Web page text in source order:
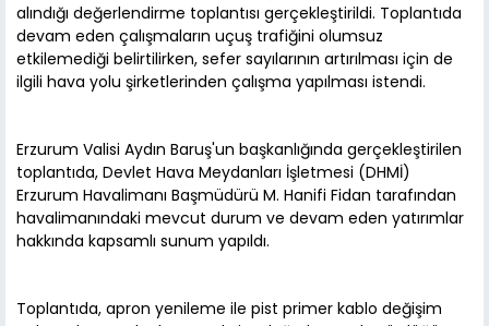
alındığı değerlendirme toplantısı gerçekleştirildi. Toplantıda
devam eden çalışmaların uçuş trafiğini olumsuz
etkilemediği belirtilirken, sefer sayılarının artırılması için de
ilgili hava yolu şirketlerinden çalışma yapılması istendi.
Erzurum Valisi Aydın Baruş'un başkanlığında gerçekleştirilen
toplantıda, Devlet Hava Meydanları İşletmesi (DHMİ)
Erzurum Havalimanı Başmüdürü M. Hanifi Fidan tarafından
havalimanındaki mevcut durum ve devam eden yatırımlar
hakkında kapsamlı sunum yapıldı.
Toplantıda, apron yenileme ile pist primer kablo değişim